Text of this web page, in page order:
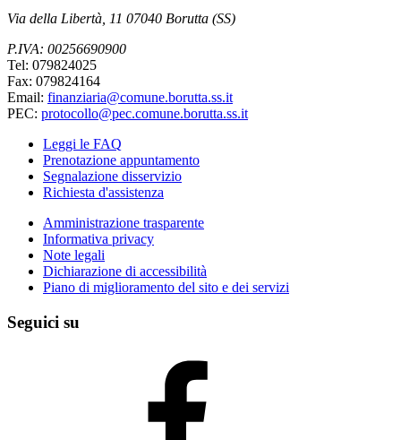
Via della Libertà, 11 07040 Borutta (SS)
P.IVA: 00256690900
Tel: 079824025
Fax: 079824164
Email: finanziaria@comune.borutta.ss.it
PEC: protocollo@pec.comune.borutta.ss.it
Leggi le FAQ
Prenotazione appuntamento
Segnalazione disservizio
Richiesta d'assistenza
Amministrazione trasparente
Informativa privacy
Note legali
Dichiarazione di accessibilità
Piano di miglioramento del sito e dei servizi
Seguici su